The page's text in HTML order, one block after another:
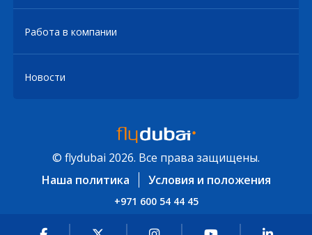
Работа в компании
Новости
© flydubai 2026. Все права защищены.
Наша политика
Условия и положения
+971 600 54 44 45